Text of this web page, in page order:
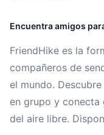
Encuentra amigos
FriendHike es la
compañeros de
el mundo.
en grupo y conecta
del aire libre.